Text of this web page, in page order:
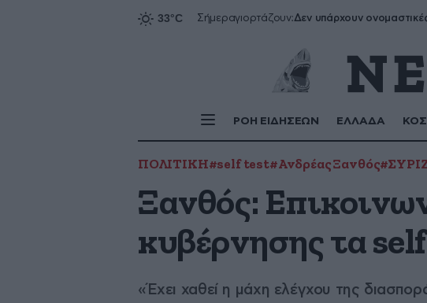
Σήμεραγιορτάζουν:Δεν υπάρχουν
ΡΟΗ ΕΙΔΗΣΕΩΝ ΕΛΛΑΔΑ
ΠΟΛΙΤΙΚΗ#self test#Ανδρέας Ξανθός
Ξανθός:
κυβέρνησης τα
«Έχει χαθεί η μάχη ελέγχου της